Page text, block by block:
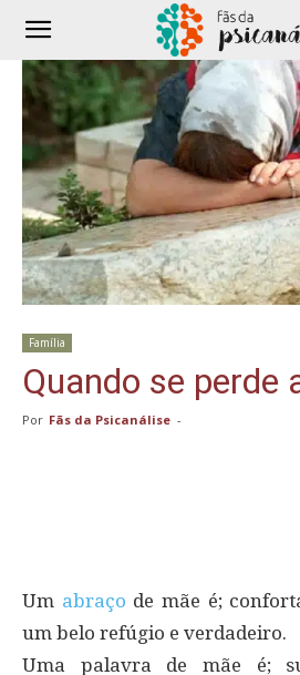
Família
Quando se perde
Por Fãs da Psicanálise -
Um abraço de mãe é;
um belo refúgio e verdadeiro.
Uma palavra de mãe é;